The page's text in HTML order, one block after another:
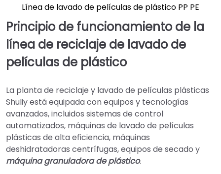
Línea de lavado de películas de plástico PP PE
Principio de funcionamiento de la
línea de reciclaje de lavado de
películas de plástico
La planta de reciclaje y lavado de películas plásticas
Shuliy está equipada con equipos y tecnologías
avanzados, incluidos sistemas de control
automatizados, máquinas de lavado de películas
plásticas de alta eficiencia, máquinas
deshidratadoras centrífugas, equipos de secado y
máquina granuladora de plástico.